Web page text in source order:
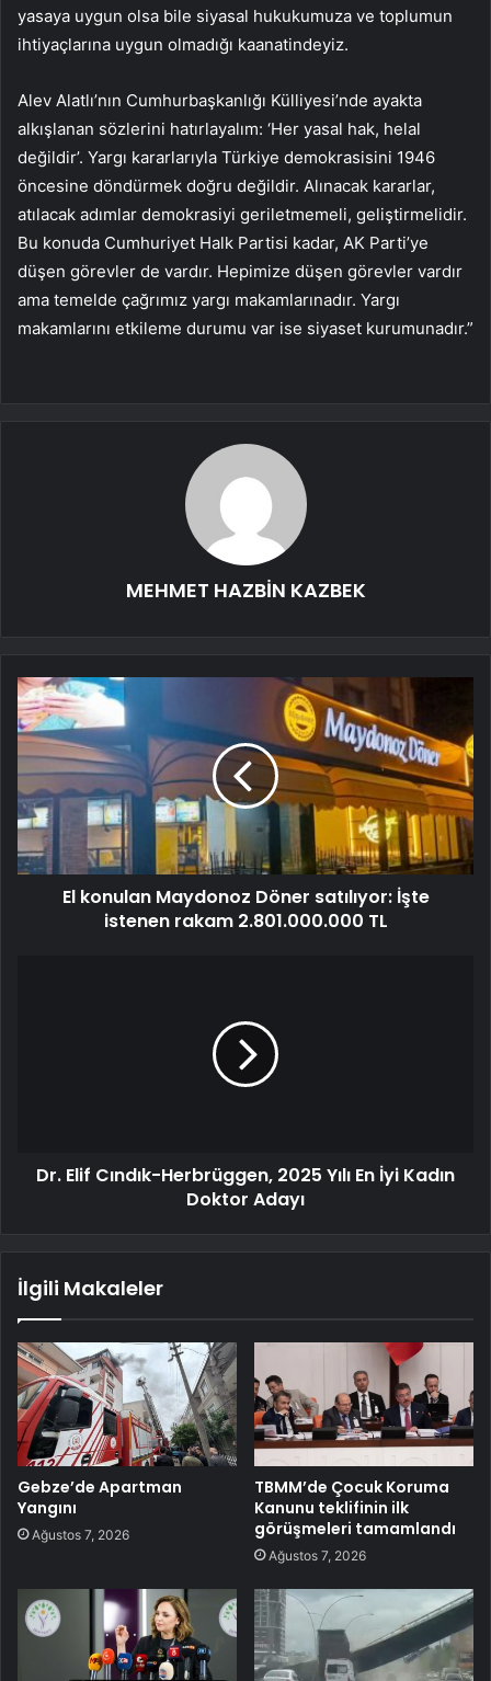
yasaya uygun olsa bile siyasal hukukumuza ve toplumun
ihtiyaçlarına uygun olmadığı kaanatindeyiz.
Alev Alatlı’nın Cumhurbaşkanlığı Külliyesi’nde ayakta
alkışlanan sözlerini hatırlayalım: ‘Her yasal hak, helal
değildir’. Yargı kararlarıyla Türkiye demokrasisini 1946
öncesine döndürmek doğru değildir. Alınacak kararlar,
atılacak adımlar demokrasiyi geriletmemeli, geliştirmelidir.
Bu konuda Cumhuriyet Halk Partisi kadar, AK Parti’ye
düşen görevler de vardır. Hepimize düşen görevler vardır
ama temelde çağrımız yargı makamlarınadır. Yargı
makamlarını etkileme durumu var ise siyaset kurumunadır.”
MEHMET HAZBİN KAZBEK
El konulan Maydonoz Döner satılıyor: İşte
istenen rakam 2.801.000.000 TL
Dr. Elif Cındık-Herbrüggen, 2025 Yılı En İyi Kadın
Doktor Adayı
İlgili Makaleler
Gebze’de Apartman
Yangını
Ağustos 7, 2026
TBMM’de Çocuk Koruma
Kanunu teklifinin ilk
görüşmeleri tamamlandı
Ağustos 7, 2026